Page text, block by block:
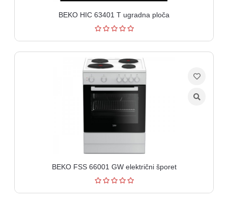
BEKO HIC 63401 T ugradna ploča
BEKO FSS 66001 GW električni šporet